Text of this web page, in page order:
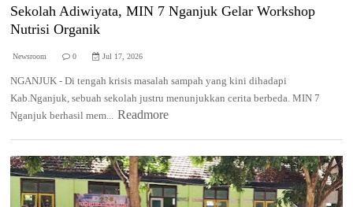
Sekolah Adiwiyata, MIN 7 Nganjuk Gelar Workshop
Nutrisi Organik
Newsroom 0 Jul 17, 2026
NGANJUK - Di tengah krisis masalah sampah yang kini dihadapi
Kab.Nganjuk, sebuah sekolah justru menunjukkan cerita berbeda. MIN 7
Nganjuk berhasil mem... Readmore